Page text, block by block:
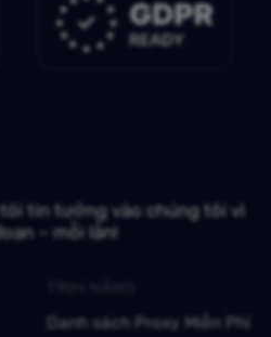
tin tưởng vào chúng tôi vì
– mỗi lần!
Danh sách Proxy Miễn Phí